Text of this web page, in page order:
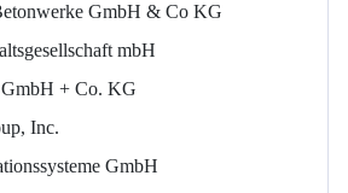
GmbH & Co KG
mbH
+ Co. KG
Inc.
GmbH